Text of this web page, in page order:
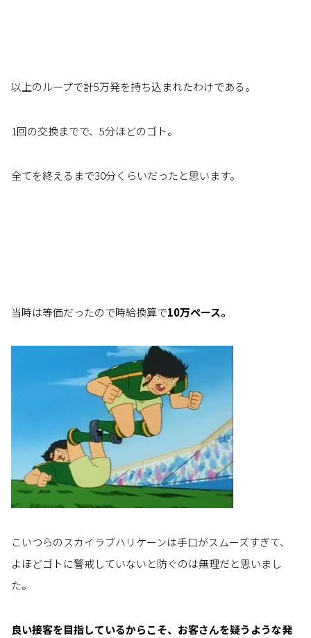
以上のループで計5万発を持ち込まれたわけである。
1回の交換までで、5分ほどのゴト。
全てを終えるまで30分くらいだったと思います。
当時は等価だったので時給換算で10万ペース。
こいつらのスカイラブハリケーンは手口がスムーズすぎて、
よほどゴトに警戒していないと防ぐのは無理だと思いまし
た。
良い接客を目指しているからこそ、お客さんを疑うような発